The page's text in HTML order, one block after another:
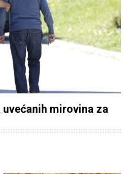
mirovina za